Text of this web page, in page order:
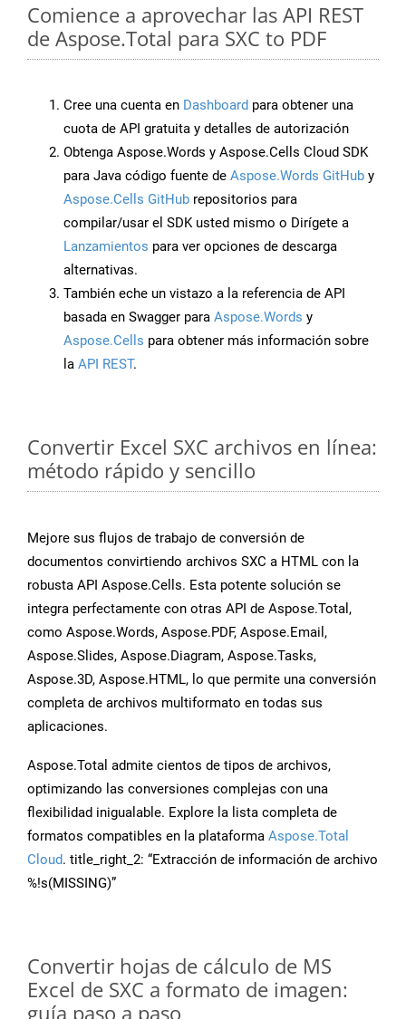
Comience a aprovechar las API REST
de Aspose.Total para SXC to PDF
Cree una cuenta en Dashboard para obtener una
cuota de API gratuita y detalles de autorización
Obtenga Aspose.Words y Aspose.Cells Cloud SDK
para Java código fuente de Aspose.Words GitHub y
Aspose.Cells GitHub repositorios para
compilar/usar el SDK usted mismo o Dirígete a
Lanzamientos para ver opciones de descarga
alternativas.
También eche un vistazo a la referencia de API
basada en Swagger para Aspose.Words y
Aspose.Cells para obtener más información sobre
la API REST.
Convertir Excel SXC archivos en línea:
método rápido y sencillo
Mejore sus flujos de trabajo de conversión de
documentos convirtiendo archivos SXC a HTML con la
robusta API Aspose.Cells. Esta potente solución se
integra perfectamente con otras API de Aspose.Total,
como Aspose.Words, Aspose.PDF, Aspose.Email,
Aspose.Slides, Aspose.Diagram, Aspose.Tasks,
Aspose.3D, Aspose.HTML, lo que permite una conversión
completa de archivos multiformato en todas sus
aplicaciones.
Aspose.Total admite cientos de tipos de archivos,
optimizando las conversiones complejas con una
flexibilidad inigualable. Explore la lista completa de
formatos compatibles en la plataforma Aspose.Total
Cloud. title_right_2: “Extracción de información de archivo
%!s(MISSING)”
Convertir hojas de cálculo de MS
Excel de SXC a formato de imagen:
guía paso a paso